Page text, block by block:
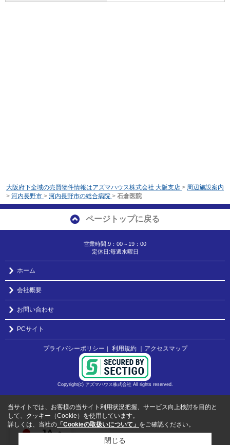
JA
大阪府下全域の売買物件情報はアズマハウス株式会社 大阪支店 > 周辺施設案内
> 河内長野市 > 河内長野市の総合病院 > 石倉医院
ページトップに戻る
営業時間:9：00～19：00
定休日:毎週水曜日
ホーム
会社概要
お問い合わせ
PCサイト
プライバシーポリシー ｜ 利用規約 ｜アクセスマップ
Copyright(c) アズマハウス株式会社 All rights reserved.
当サイトでは、お客様の当サイト利用状況把握、サービス向上検討を目的と
して、クッキー（Cookie）を使用しています。
詳しくは、当社の 「Cookieの取扱いについて」 をご確認ください。
閉じる